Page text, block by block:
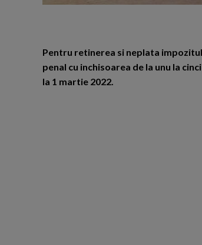
Pentru retinerea si neplata
penal cu inchisoarea de la unu la
la 1 martie 2022.